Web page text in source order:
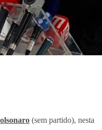
(sem partido), nesta